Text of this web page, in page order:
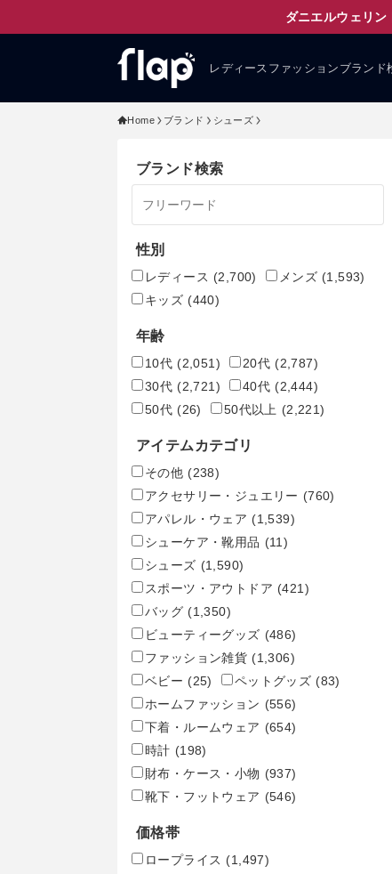
ダニエルウェリ
レディースファッションブランド
Home ブランド シューズ
ブランド検索
性別
レディース (2,700) メンズ (1,593)
キッズ (440)
年齢
10代 (2,051) 20代 (2,787)
30代 (2,721) 40代 (2,444)
50代 (26) 50代以上 (2,221)
アイテムカテゴリ
その他 (238)
アクセサリー・ジュエリー (760)
アパレル・ウェア (1,539)
シューケア・靴用品 (11)
シューズ (1,590)
スポーツ・アウトドア (421)
バッグ (1,350)
ビューティーグッズ (486)
ファッション雑貨 (1,306)
ベビー (25) ペットグッズ (83)
ホームファッション (556)
下着・ルームウェア (654)
時計 (198)
財布・ケース・小物 (937)
靴下・フットウェア (546)
価格帯
ロープライス (1,497)